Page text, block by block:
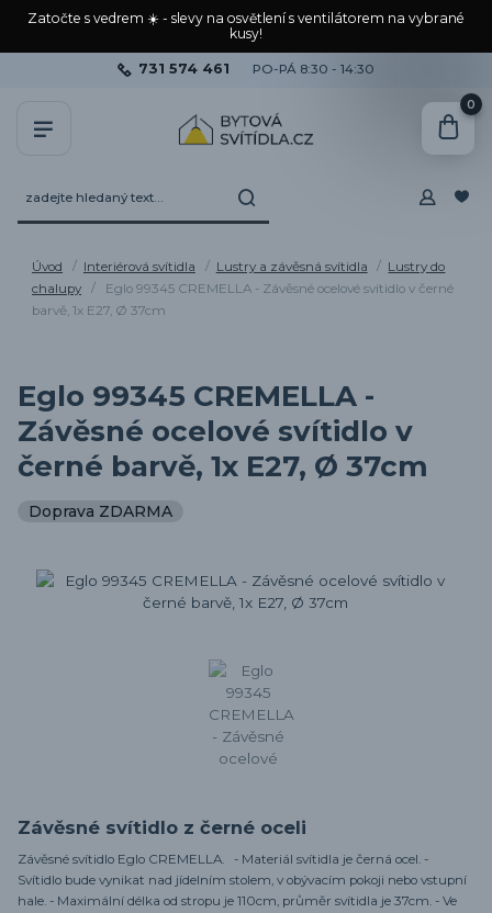
Zatočte s vedrem ☀️ - slevy na osvětlení s ventilátorem na vybrané
kusy!
731 574 461 PO-PÁ 8:30 - 14:30
0
Úvod Interiérová svítidla Lustry a závěsná svítidla
Lustry do
chalupy
Eglo 99345 CREMELLA - Závěsné ocelové svítidlo v černé
barvě, 1x E27, Ø 37cm
Eglo 99345 CREMELLA -
Závěsné ocelové svítidlo v
černé barvě, 1x E27, Ø 37cm
Doprava ZDARMA
Závěsné svítidlo z černé oceli
Závěsné svítidlo Eglo CREMELLA. - Materiál svítidla je černá ocel. -
Svítidlo bude vynikat nad jídelním stolem, v obývacím pokoji nebo vstupní
hale. - Maximální délka od stropu je 110cm, průměr svítidla je 37cm. - Ve